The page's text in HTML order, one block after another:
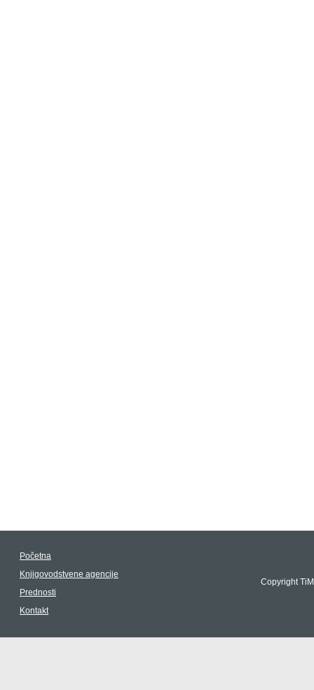
Početna
Knjigovodstvene agencije
Prednosti
Kontakt
Copyright